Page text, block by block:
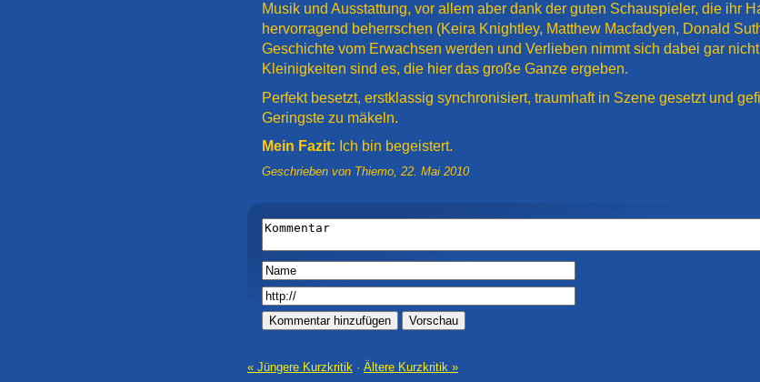
Musik und Ausstattung, vor allem aber dank der guten Schauspieler, die ihr
hervorragend beherrschen (Keira Knightley, Matthew Macfadyen, Donald
Geschichte vom Erwachsen werden und Verlieben nimmt sich dabei gar
Kleinigkeiten sind es, die hier das große Ganze ergeben.
Perfekt besetzt, erstklassig synchronisiert, traumhaft in Szene gesetzt und
Geringste zu mäkeln.
Mein Fazit: Ich bin begeistert.
Geschrieben von Thiemo, 22. Mai 2010
« Jüngere Kurzkritik · Ältere Kurzkritik »